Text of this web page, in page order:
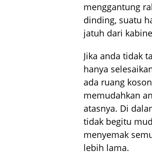
menggantung
dinding, suatu
jatuh dari
Jika anda tidak
hanya
ada ruang
memudahkan
atasnya. Di
tidak begitu
menyemak
lebih lama.